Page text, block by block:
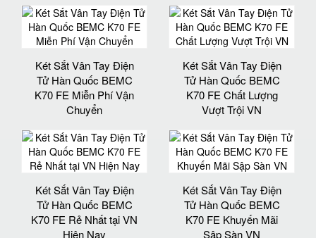
Két Sắt Vân Tay Điện
Tử Hàn Quốc BEMC
K70 FE Miễn Phí Vận
Chuyển
Két Sắt Vân Tay Điện
Tử Hàn Quốc BEMC
K70 FE Chất Lượng
Vượt Trội VN
Két Sắt Vân Tay Điện
Tử Hàn Quốc BEMC
K70 FE Rẻ Nhất tại VN
Hiện Nay
Két Sắt Vân Tay Điện
Tử Hàn Quốc BEMC
K70 FE Khuyến Mãi
Sập Sàn VN